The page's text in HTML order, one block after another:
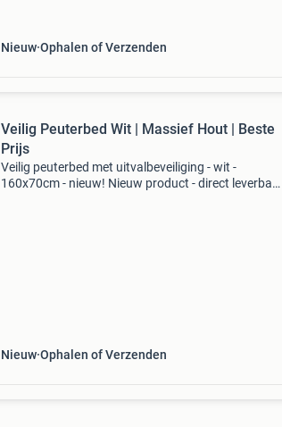
Nieuw Ophalen of Verzenden
Veilig Peuterbed Wit | Massief Hout | Beste
Prijs
Veilig peuterbed met uitvalbeveiliging - wit -
160x70cm - nieuw! Nieuw product - direct leverbaar
Nieuw Ophalen of Verzenden